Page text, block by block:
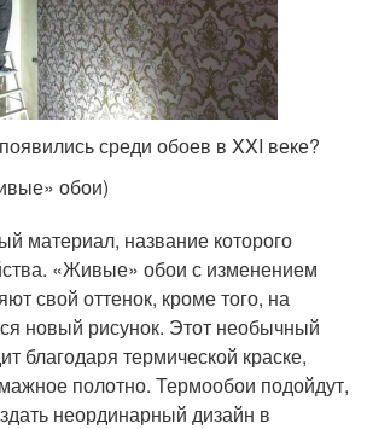
среди обоев в XXI веке?
обои)
материал, название которого
«Живые» обои с изменением
свой оттенок, кроме того, на
новый рисунок. Этот необычный
благодаря термической краске,
полотно. Термообои подойдут,
неординарный дизайн в